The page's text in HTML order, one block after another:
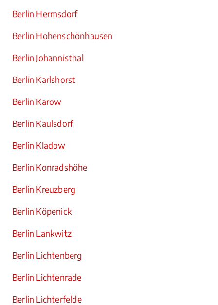
Berlin Hermsdorf
Berlin Hohenschönhausen
Berlin Johannisthal
Berlin Karlshorst
Berlin Karow
Berlin Kaulsdorf
Berlin Kladow
Berlin Konradshöhe
Berlin Kreuzberg
Berlin Köpenick
Berlin Lankwitz
Berlin Lichtenberg
Berlin Lichtenrade
Berlin Lichterfelde